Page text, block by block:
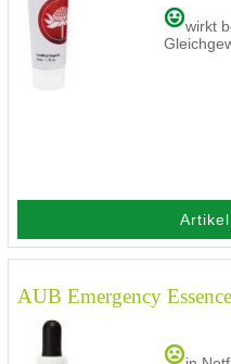
wirkt
AUB Emergency Essence